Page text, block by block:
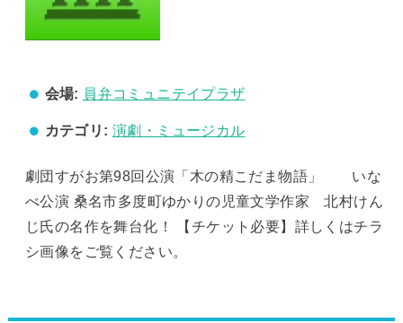
会場: 員弁コミュニテイプラザ
カテゴリ: 演劇・ミュージカル
劇団すがお第98回公演「木の精こだま物語」 いな
べ公演 桑名市多度町ゆかりの児童文学作家 北村けん
じ氏の名作を舞台化！ 【チケット必要】詳しくはチラ
シ画像をご覧ください。